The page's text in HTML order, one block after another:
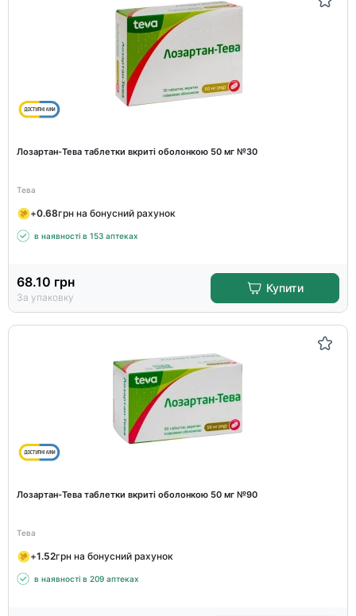
Лозартан-Тева таблетки вкриті оболонкою 50 мг №30
Тева
+0.68грн на бонусний рахунок
в наявності в 153 аптеках
68.10 грн
За упаковку
Купити
Лозартан-Тева таблетки вкриті оболонкою 50 мг №90
Тева
+1.52грн на бонусний рахунок
в наявності в 209 аптеках